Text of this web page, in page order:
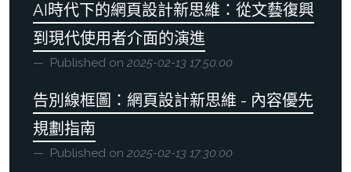
AI時代下的網頁設計新思維：從文藝復興
到現代使用者介面的演進
Published on 2025-02-13 17:50:00
告別線框圖：網頁設計新思維 - 內容優先
規劃指南
Published on 2025-02-13 17:30:00